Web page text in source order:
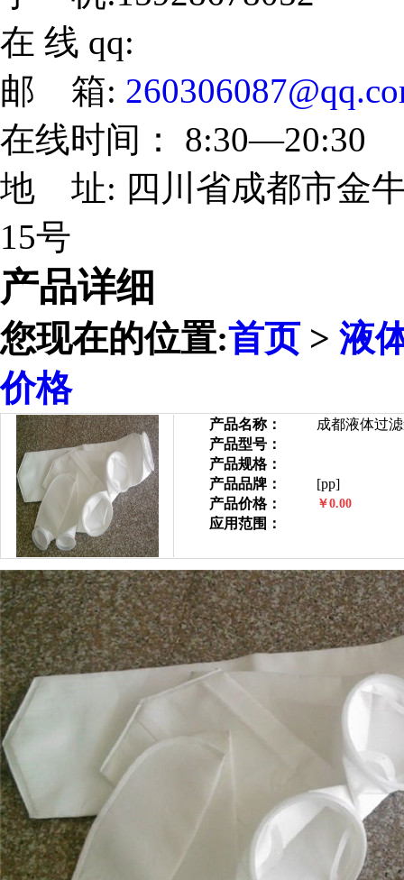
在 线 qq:
邮 箱:
在线时间： 8:30—20:30
地 址: 四川省成都市金
15号
产品详细
您现在的位置:首页> 液
价格
产品名称：
成都液体过
产品型号：
产品规格：
产品品牌：
[pp]
产品价格：
￥0.00
应用范围：